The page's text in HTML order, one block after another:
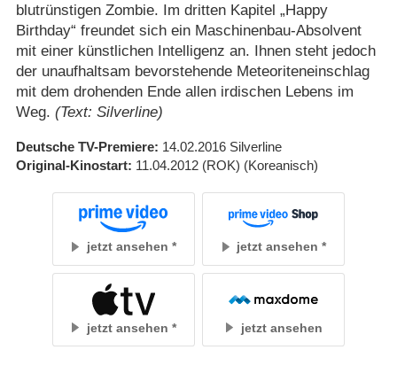
blutrünstigen Zombie. Im dritten Kapitel „Happy
Birthday“ freundet sich ein Maschinenbau-Absolvent
mit einer künstlichen Intelligenz an. Ihnen steht jedoch
der unaufhaltsam bevorstehende Meteoriteneinschlag
mit dem drohenden Ende allen irdischen Lebens im
Weg. (Text: Silverline)
Deutsche TV-Premiere 14.02.2016 Silverline
Original-Kinostart 11.04.2012 (ROK) (Koreanisch)
jetzt ansehen jetzt ansehen
jetzt ansehen jetzt ansehen